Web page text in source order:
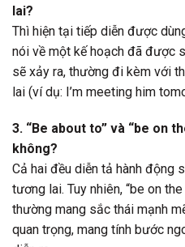
lai?
Thì hiện tại tiếp diễn được
nói về một kế hoạch đã được
sẽ xảy ra, thường đi kèm với
lai (ví dụ: I’m meeting him
3. “Be about to” và “be on
không?
Cả hai đều diễn tả hành động
tương lai. Tuy nhiên, “be on
thường mang sắc thái mạnh
quan trọng, mang tính bước